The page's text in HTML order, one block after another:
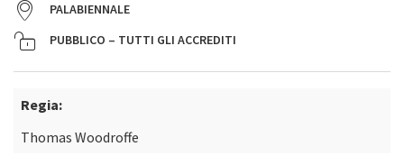
PALABIENNALE
PUBBLICO – TUTTI GLI ACCREDITI
Regia:
Thomas Woodroffe